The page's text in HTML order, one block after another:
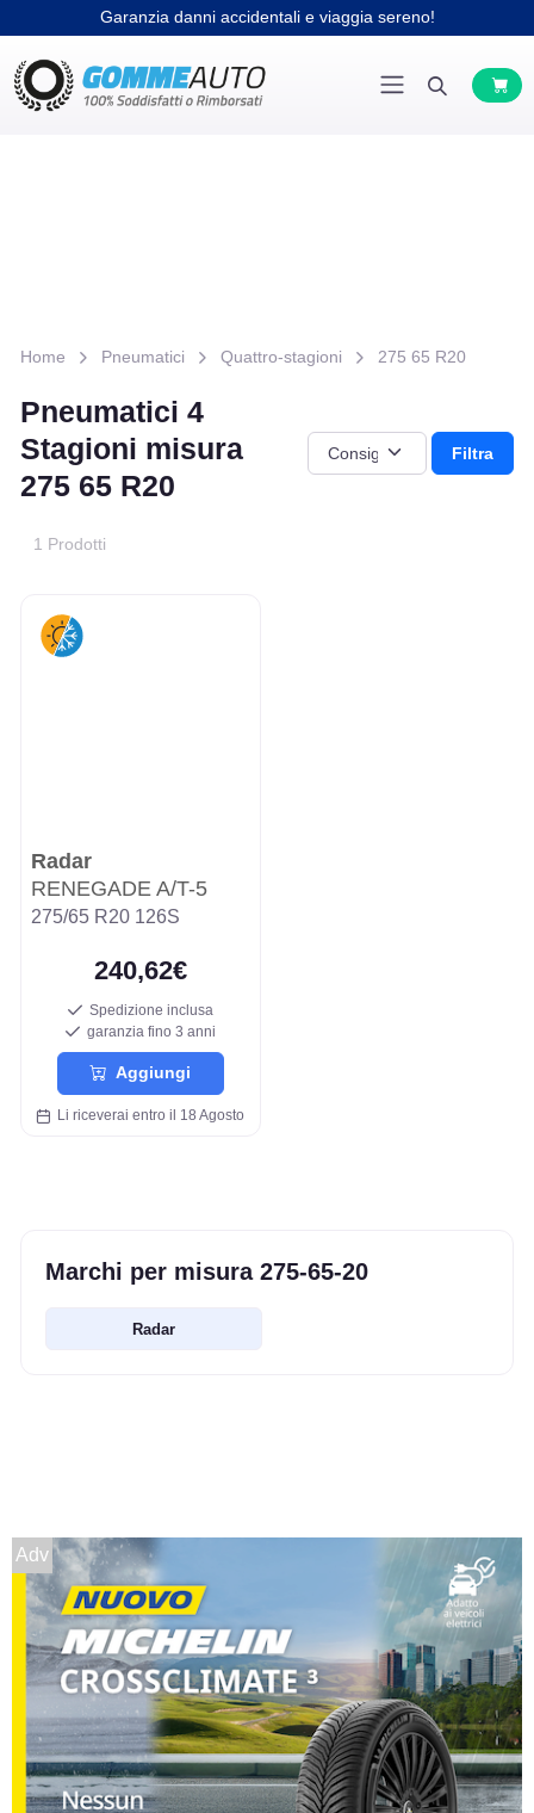
Garanzia danni accidentali e viaggia sereno!
Home Pneumatici Quattro-stagioni 275 65 R20
Pneumatici 4
Stagioni misura
275 65 R20
Filtra
1 Prodotti
Radar
RENEGADE A/T-5
275/65 R20 126S
240,62€
Spedizione inclusa
garanzia fino 3 anni
Aggiungi
Li riceverai entro il 18 Agosto
Marchi per misura 275-65-20
Radar
Adv